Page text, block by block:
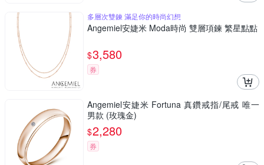
多層次雙鍊 滿足你的時尚幻想
Angemiel安婕米 Moda時尚 雙層項鍊 繁星點點
$3,580
券
Angemiel安婕米 Fortuna 真鑽戒指/尾戒 唯一
男款 (玫瑰金)
$2,280
券